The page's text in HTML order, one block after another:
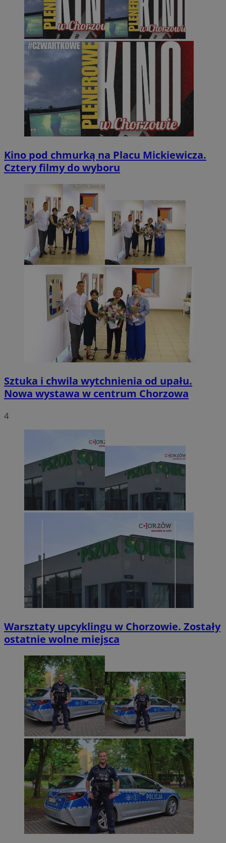
Kino pod chmurką na Placu Mickiewicza.
Cztery filmy do wyboru
Sztuka i chwila wytchnienia od upału.
Nowa wystawa w centrum Chorzowa
4
Warsztaty upcyklingu w Chorzowie. Zostały
ostatnie wolne miejsca